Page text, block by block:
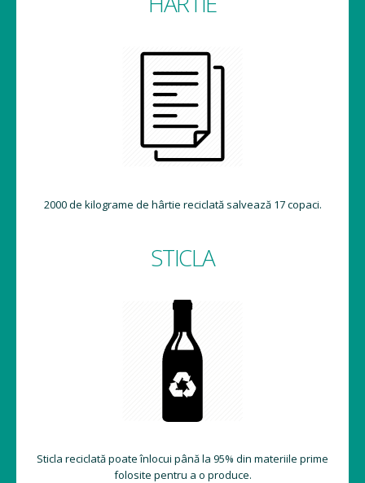
2000 de kilograme de hârtie reciclată salvează 17 copaci.
STICLA
Sticla reciclată poate înlocui până la 95% din materiile prime
folosite pentru a o produce.